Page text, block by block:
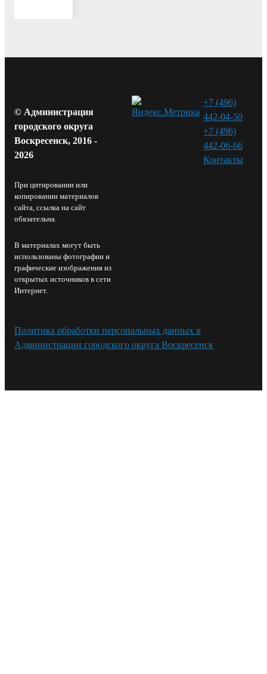
© Администрация
городского округа
Воскресенск, 2016 -
2026
При цитировании или
копировании материалов
сайта, ссылка на сайт
обязательна.
В материалах могут быть
использованы фотографии и
графические изображения из
открытых источников в сети
Интернет.
+7 (496)
442-04-50
+7 (496)
442-06-66
Контакты⁠
Политика обработки персональных данных в
Администрации городского округа Воскресенск